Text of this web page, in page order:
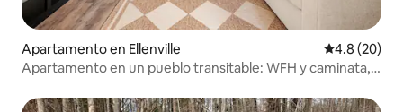
Apartamento en Ellenville Calificación
4.8 (20)
Apartamento en un pueblo transitable: WFH y caminata,